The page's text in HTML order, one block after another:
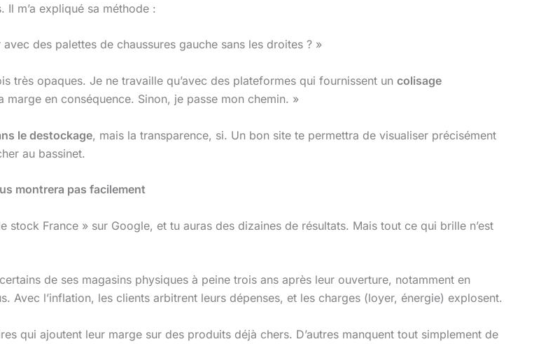
Il m’a expliqué sa méthode :
des palettes de chaussures gauche sans les droites ? »
très opaques. Je ne travaille qu’avec des plateformes qui fournissent un colisage
en conséquence. Sinon, je passe mon chemin. »
le destockage, mais la transparence, si. Un bon site te permettra de visualiser précisément
au bassinet.
montrera pas facilement
stock France » sur Google, et tu auras des dizaines de résultats. Mais tout ce qui brille n’est
de ses magasins physiques à peine trois ans après leur ouverture, notamment en
Avec l’inflation, les clients arbitrent leurs dépenses, et les charges (loyer, énergie) explosent.
qui ajoutent leur marge sur des produits déjà chers. D’autres manquent tout simplement de